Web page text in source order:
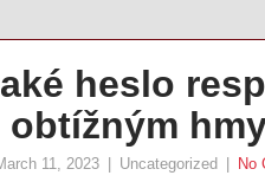
heslo
obtížným
11, 2023 Uncategorized No